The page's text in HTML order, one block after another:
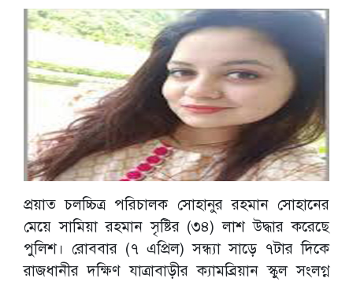
প্রয়াত চলচ্চিত্র পরিচালক সোহানুর রহমান সোহানের
মেয়ে সামিয়া রহমান সৃষ্টির (৩৪) লাশ উদ্ধার করেছে
পুলিশ। রোববার (৭ এপ্রিল) সন্ধ্যা সাড়ে ৭টার দিকে
রাজধানীর দক্ষিণ যাত্রাবাড়ীর ক্যামব্রিয়ান স্কুল সংলগ্ন